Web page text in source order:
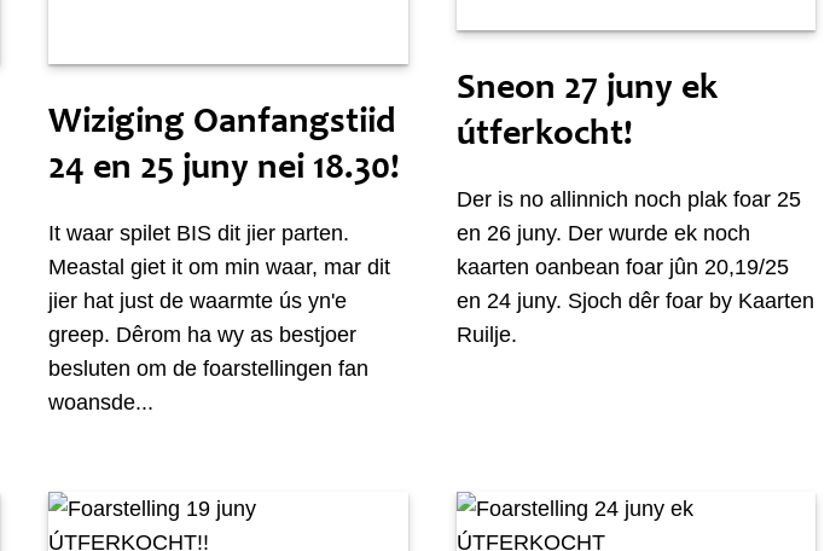
Wiziging Oanfangstiid
24 en 25 juny nei 18.30!
It waar spilet BIS dit jier parten.
Meastal giet it om min waar, mar dit
jier hat just de waarmte ús yn'e
greep. Dêrom ha wy as bestjoer
besluten om de foarstellingen fan
woansde...
Sneon 27 juny ek
útferkocht!
Der is no allinnich noch plak foar 25
en 26 juny. Der wurde ek noch
kaarten oanbean foar jûn 20,19/25
en 24 juny. Sjoch dêr foar by Kaarten
Ruilje.